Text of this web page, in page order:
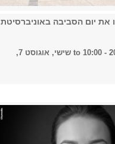
את יום הסביבה באוניברסיטת
to
שישי, אוגוסט 7,